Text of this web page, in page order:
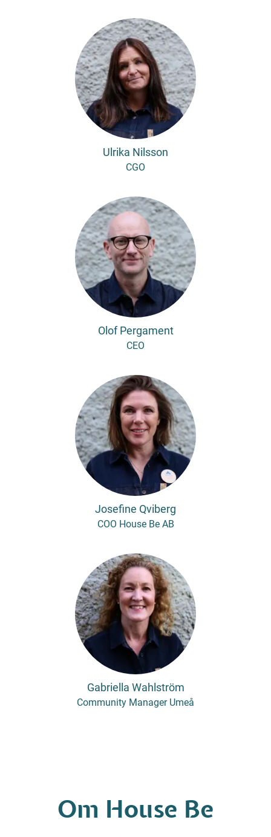
Ulrika Nilsson
CGO
Olof Pergament
CEO
Josefine Qviberg
COO House Be AB
Gabriella Wahlström
Community Manager Umeå
Om House Be